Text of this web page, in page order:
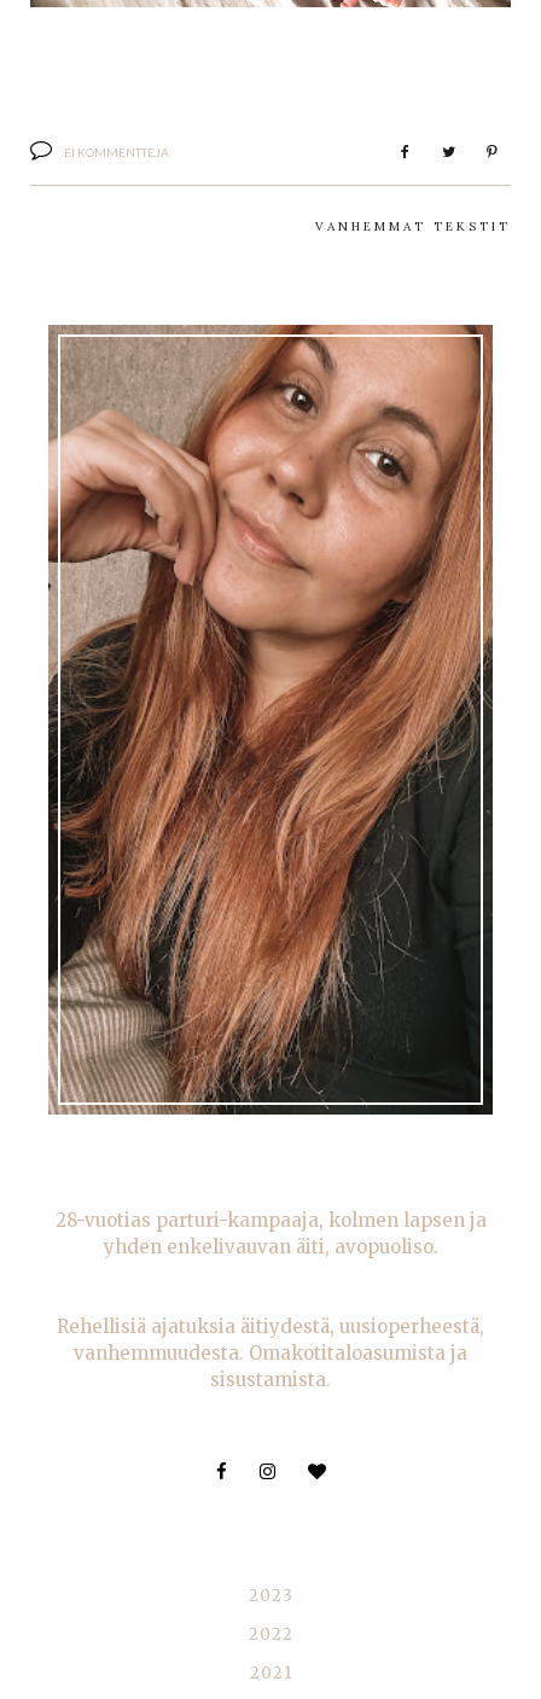
EI KOMMENTTEJA
VANHEMMAT TEKSTIT
28-vuotias parturi-kampaaja, kolmen lapsen ja
yhden enkelivauvan äiti, avopuoliso.
Rehellisiä ajatuksia äitiydestä, uusioperheestä,
vanhemmuudesta. Omakotitaloasumista ja
sisustamista.
2023
2022
2021